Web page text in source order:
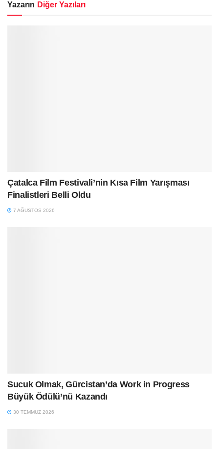
Yazarın Diğer Yazıları
Çatalca Film Festivali’nin Kısa Film Yarışması
Finalistleri Belli Oldu
7 AĞUSTOS 2026
Sucuk Olmak, Gürcistan’da Work in Progress
Büyük Ödülü’nü Kazandı
30 TEMMUZ 2026